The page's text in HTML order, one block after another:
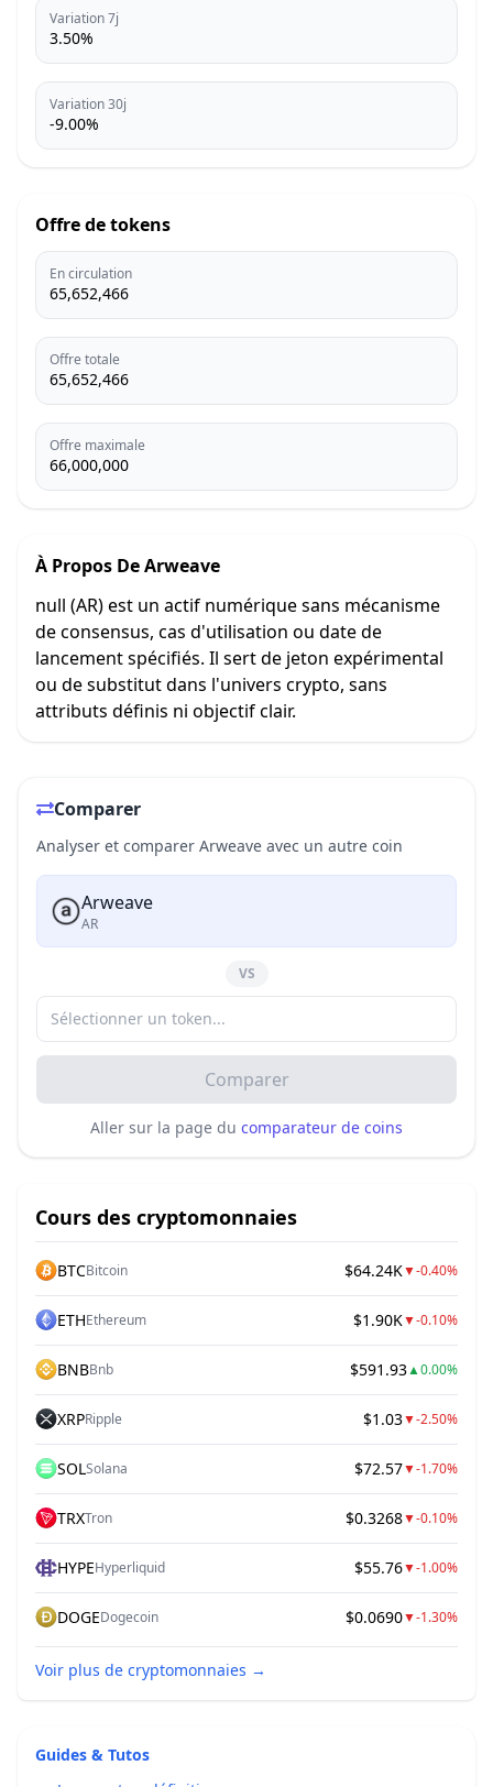
Variation 7j
3.50%
Variation 30j
-9.00%
Offre de tokens
En circulation
65,652,466
Offre totale
65,652,466
Offre maximale
66,000,000
À Propos DeArweave
null (AR) est un actif numérique sans mécanisme
de consensus, cas d'utilisation ou date de
lancement spécifiés. Il sert de jeton expérimental
ou de substitut dans l'univers crypto, sans
attributs définis ni objectif clair.
Comparer
Analyser et comparer Arweave avec un autre coin
Arweave
AR
VS
Comparer
Aller sur la page du comparateur de coins
Cours des cryptomonnaies
BTCBitcoin $64.24K▼-0.40%
ETHEthereum $1.90K▼-0.10%
BNBBnb $591.93▲0.00%
XRPRipple $1.03▼-2.50%
SOLSolana $72.57▼-1.70%
TRXTron $0.3268▼-0.10%
HYPEHyperliquid $55.76▼-1.00%
DOGEDogecoin $0.0690▼-1.30%
Voir plus de cryptomonnaies →
Guides & Tutos